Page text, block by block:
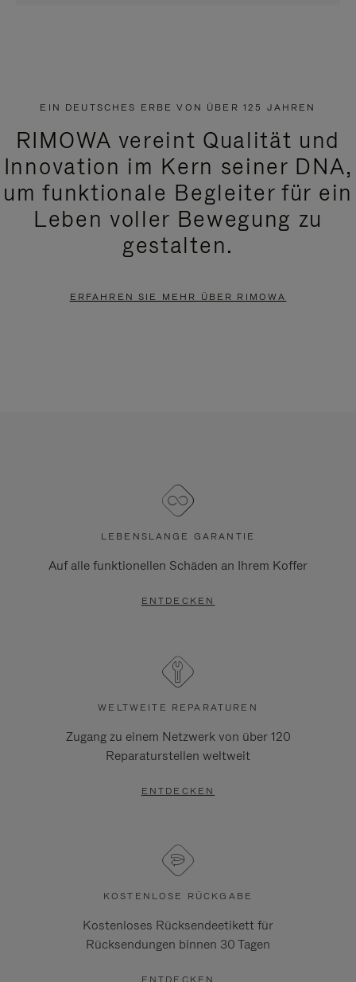
EIN DEUTSCHES ERBE VON ÜBER 125 JAHREN
RIMOWA vereint Qualität und
Innovation im Kern seiner DNA,
um funktionale Begleiter für ein
Leben voller Bewegung zu
gestalten.
ERFAHREN SIE MEHR ÜBER RIMOWA
LEBENSLANGE GARANTIE
Auf alle funktionellen Schäden an Ihrem Koffer
ENTDECKEN
WELTWEITE REPARATUREN
Zugang zu einem Netzwerk von über 120
Reparaturstellen weltweit
ENTDECKEN
KOSTENLOSE RÜCKGABE
Kostenloses Rücksendeetikett für
Rücksendungen binnen 30 Tagen